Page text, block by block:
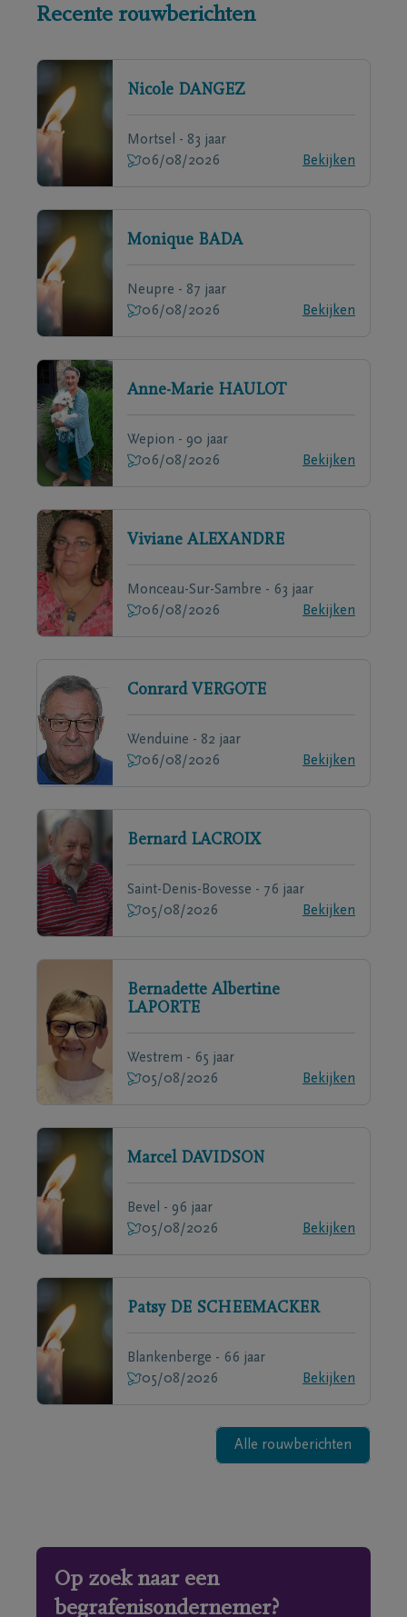
Recente rouwberichten
Nicole DANGEZ
Mortsel - 83 jaar
06/08/2026
Bekijken
Monique BADA
Neupre - 87 jaar
06/08/2026
Bekijken
Anne-Marie HAULOT
Wepion - 90 jaar
06/08/2026
Bekijken
Viviane ALEXANDRE
Monceau-Sur-Sambre - 63 jaar
06/08/2026
Bekijken
Conrard VERGOTE
Wenduine - 82 jaar
06/08/2026
Bekijken
Bernard LACROIX
Saint-Denis-Bovesse - 76 jaar
05/08/2026
Bekijken
Bernadette Albertine
LAPORTE
Westrem - 65 jaar
05/08/2026
Bekijken
Marcel DAVIDSON
Bevel - 96 jaar
05/08/2026
Bekijken
Patsy DE SCHEEMACKER
Blankenberge - 66 jaar
05/08/2026
Bekijken
Alle rouwberichten
Op zoek naar een
begrafenisondernemer?